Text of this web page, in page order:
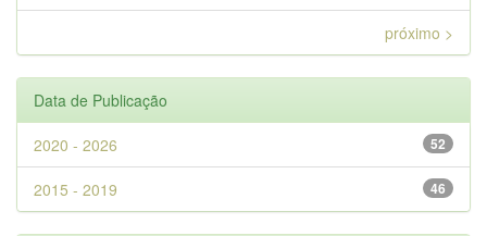
próximo >
Data de Publicação
52
2020 - 2026
46
2015 - 2019